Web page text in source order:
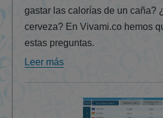
gastar las calorías de un caña?
cerveza? En Vivami.co hemos
estas preguntas.
Leer más